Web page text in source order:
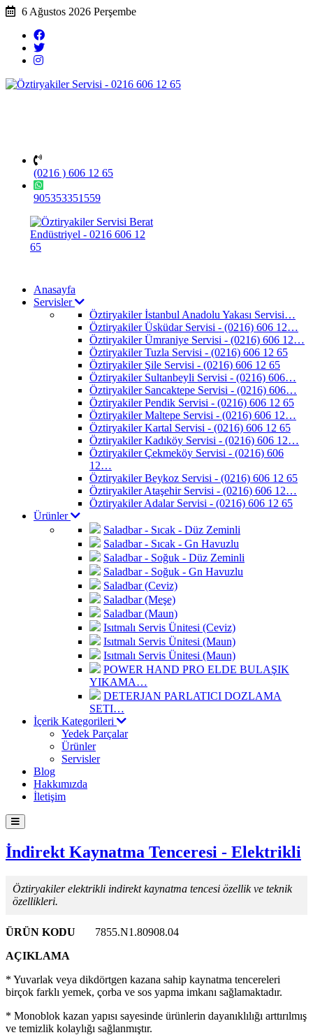
6 Ağustos 2026 Perşembe
(0216 ) 606 12 65
905353351559
Anasayfa
Servisler
Öztiryakiler İstanbul Anadolu Yakası Servisi…
Öztiryakiler Üsküdar Servisi - (0216) 606 12…
Öztiryakiler Ümraniye Servisi - (0216) 606 12…
Öztiryakiler Tuzla Servisi - (0216) 606 12 65
Öztiryakiler Şile Servisi - (0216) 606 12 65
Öztiryakiler Sultanbeyli Servisi - (0216) 606…
Öztiryakiler Sancaktepe Servisi - (0216) 606…
Öztiryakiler Pendik Servisi - (0216) 606 12 65
Öztiryakiler Maltepe Servisi - (0216) 606 12…
Öztiryakiler Kartal Servisi - (0216) 606 12 65
Öztiryakiler Kadıköy Servisi - (0216) 606 12…
Öztiryakiler Çekmeköy Servisi - (0216) 606
12…
Öztiryakiler Beykoz Servisi - (0216) 606 12 65
Öztiryakiler Ataşehir Servisi - (0216) 606 12…
Öztiryakiler Adalar Servisi - (0216) 606 12 65
Ürünler
Saladbar - Sıcak - Düz Zeminli
Saladbar - Sıcak - Gn Havuzlu
Saladbar - Soğuk - Düz Zeminli
Saladbar - Soğuk - Gn Havuzlu
Saladbar (Ceviz)
Saladbar (Meşe)
Saladbar (Maun)
Isıtmalı Servis Ünitesi (Ceviz)
Isıtmalı Servis Ünitesi (Maun)
Isıtmalı Servis Ünitesi (Maun)
POWER HAND PRO ELDE BULAŞIK
YIKAMA…
DETERJAN PARLATICI DOZLAMA
SETI…
İçerik Kategorileri
Yedek Parçalar
Ürünler
Servisler
Blog
Hakkımızda
İletişim
İndirekt Kaynatma Tenceresi - Elektrikli
Öztiryakiler elektrikli indirekt kaynatma tencesi özellik ve teknik
özellikleri.
ÜRÜN KODU
7855.N1.80908.04
AÇIKLAMA
* Yuvarlak veya dikdörtgen kazana sahip kaynatma tencereleri
birçok farklı yemek, çorba ve sos yapma imkanı sağlamaktadır.
* Monoblok kazan yapısı sayesinde ürünlerin dayanıklılığı arttırılmış
ve temizlik kolaylığı sağlanmıştır.